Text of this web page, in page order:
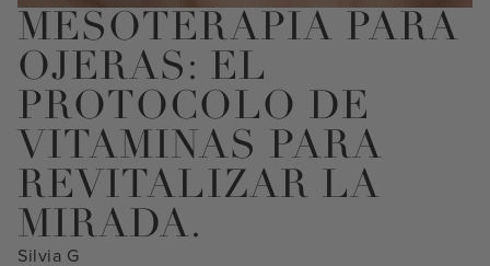
MESOTERAPIA PARA
OJERAS: EL
PROTOCOLO DE
VITAMINAS PARA
REVITALIZAR LA
MIRADA.
Silvia G